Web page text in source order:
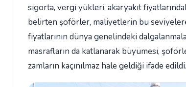
sigorta, vergi yükleri, akaryakıt
belirten şoförler, maliyetlerin bu
fiyatlarının dünya genelindeki
masrafların da katlanarak büyümesi,
zamların kaçınılmaz hale geldiği ifade edildi.